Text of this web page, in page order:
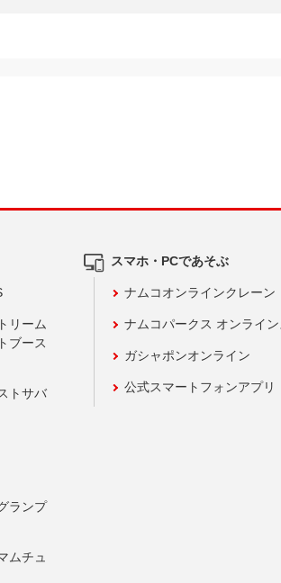
リーム
ブース
トサバ
ランプ
ムチュ
スマホ・PCであそぶ
ナムコオンラインクレーン
ナムコパークス オンライ
ガシャポンオンライン
公式スマートフォンアプリ